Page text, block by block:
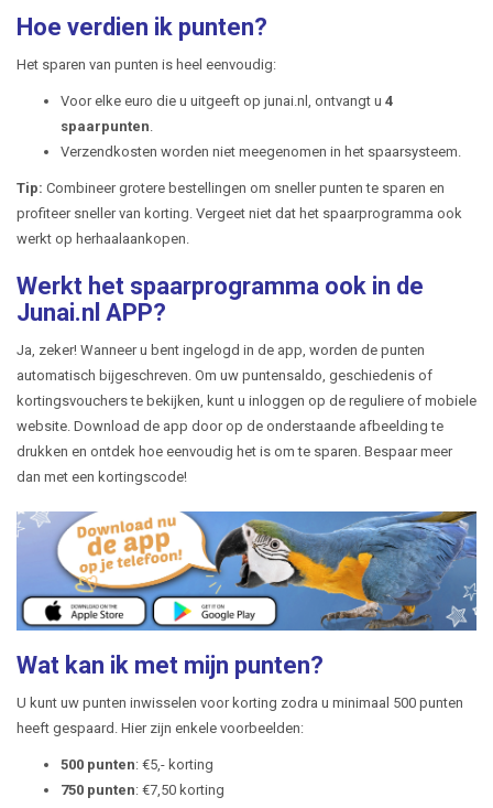
Hoe verdien ik punten?
Het sparen van punten is heel eenvoudig:
Voor elke euro die u uitgeeft op junai.nl, ontvangt u 4
spaarpunten.
Verzendkosten worden niet meegenomen in het spaarsysteem.
Tip: Combineer grotere bestellingen om sneller punten te sparen en
profiteer sneller van korting. Vergeet niet dat het spaarprogramma ook
werkt op herhaalaankopen.
Werkt het spaarprogramma ook in de
Junai.nl APP?
Ja, zeker! Wanneer u bent ingelogd in de app, worden de punten
automatisch bijgeschreven. Om uw puntensaldo, geschiedenis of
kortingsvouchers te bekijken, kunt u inloggen op de reguliere of mobiele
website. Download de app door op de onderstaande afbeelding te
drukken en ontdek hoe eenvoudig het is om te sparen. Bespaar meer
dan met een kortingscode!
Wat kan ik met mijn punten?
U kunt uw punten inwisselen voor korting zodra u minimaal 500 punten
heeft gespaard. Hier zijn enkele voorbeelden:
500 punten: €5,- korting
750 punten: €7,50 korting